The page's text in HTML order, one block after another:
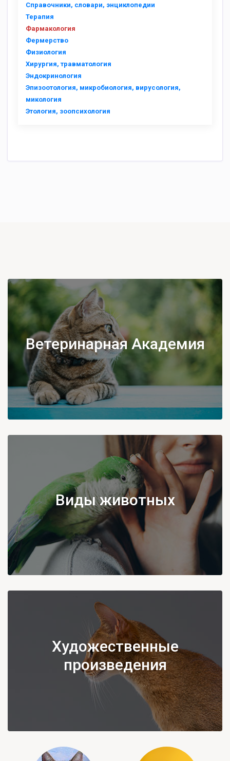
Справочники, словари, энциклопедии
Терапия
Фармакология
Фермерство
Физиология
Хирургия, травматология
Эндокринология
Эпизоотология, микробиология, вирусология,
микология
Этология, зоопсихология
Ветеринарная Академия
Виды животных
Художественные
произведения